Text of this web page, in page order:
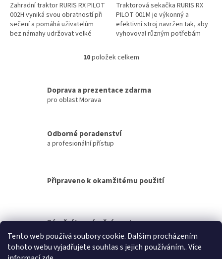
Tento web používá soubory cookie. Dalším procházením
tohoto webu vyjadřujete souhlas s jejich používáním.. Více
Zahradní traktor RURIS RX PILOT
002H vyniká svou obratností při
sečení a pomáhá uživatelům
bez námahy udržovat velké
Traktorová sekačka RURIS RX
PILOT 001M je výkonný a
efektivní stroj navržen tak, aby
vyhovoval různým potřebám
plochách, jako jsou sportoviště,
parky...
O
á
p
r
v
s
u
10položek celkem
Doprava a prezentace zdarma
pro oblast Morava
Odborné poradenství
a profesionální přístup
Připraveno k okamžitému použití
Záruční i pozáruční servis